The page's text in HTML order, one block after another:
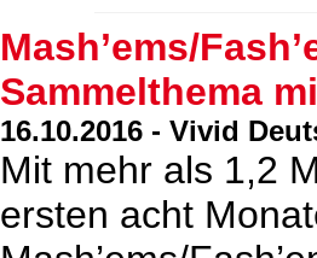
Mash’ems/
Sammelthema
16.10.2016 - Vivid
Mit mehr als 1,2
ersten acht